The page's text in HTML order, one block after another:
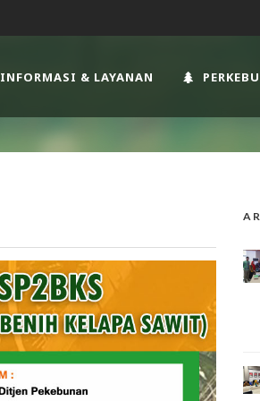
INFORMASI & LAYANAN